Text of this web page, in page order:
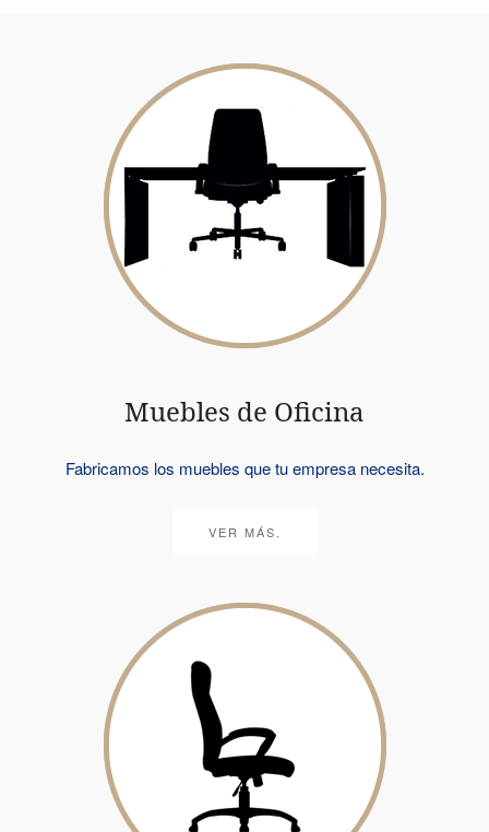
Muebles de Oficina
Fabricamos los muebles que tu empresa necesita.
VER MÁS.